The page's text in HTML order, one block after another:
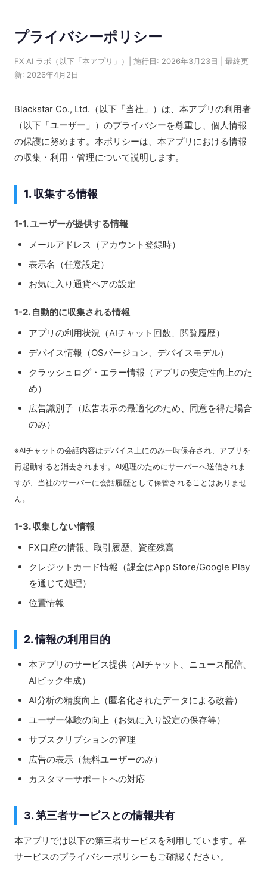
プライバシーポリシー
FX AI ラボ（以下「本アプリ」）| 施行日: 2026年3月23日 | 最終更
新: 2026年4月2日
Blackstar Co., Ltd.（以下「当社」）は、本アプリの利用者
（以下「ユーザー」）のプライバシーを尊重し、個人情報
の保護に努めます。本ポリシーは、本アプリにおける情報
の収集・利用・管理について説明します。
1. 収集する情報
1-1. ユーザーが提供する情報
メールアドレス（アカウント登録時）
表示名（任意設定）
お気に入り通貨ペアの設定
1-2. 自動的に収集される情報
アプリの利用状況（AIチャット回数、閲覧履歴）
デバイス情報（OSバージョン、デバイスモデル）
クラッシュログ・エラー情報（アプリの安定性向上のた
め）
広告識別子（広告表示の最適化のため、同意を得た場合
のみ）
※AIチャットの会話内容はデバイス上にのみ一時保存され、アプリを
再起動すると消去されます。AI処理のためにサーバーへ送信されま
すが、当社のサーバーに会話履歴として保管されることはありませ
ん。
1-3. 収集しない情報
FX口座の情報、取引履歴、資産残高
クレジットカード情報（課金はApp Store/Google Play
を通じて処理）
位置情報
2. 情報の利用目的
本アプリのサービス提供（AIチャット、ニュース配信、
AIピック生成）
AI分析の精度向上（匿名化されたデータによる改善）
ユーザー体験の向上（お気に入り設定の保存等）
サブスクリプションの管理
広告の表示（無料ユーザーのみ）
カスタマーサポートへの対応
3. 第三者サービスとの情報共有
本アプリでは以下の第三者サービスを利用しています。各
サービスのプライバシーポリシーもご確認ください。